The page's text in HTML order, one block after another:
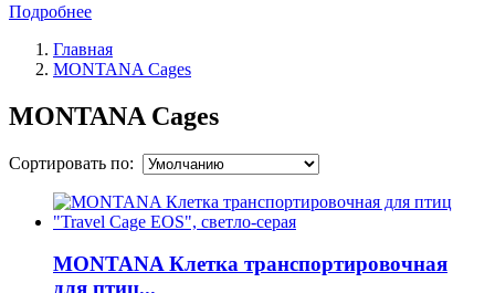
Подробнее
Главная
MONTANA Cages
MONTANA Cages
Сортировать по:
MONTANA Клетка транспортировочная
для птиц...